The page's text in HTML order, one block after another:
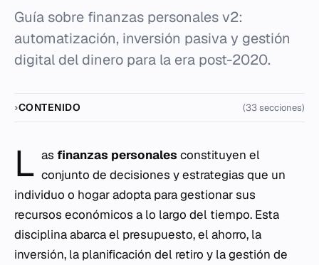
Guía sobre finanzas personales v2:
automatización, inversión pasiva y gestión
digital del dinero para la era post-2020.
CONTENIDO (33 secciones)
L as finanzas personales constituyen el
conjunto de decisiones y estrategias que un
individuo o hogar adopta para gestionar sus
recursos económicos a lo largo del tiempo. Esta
disciplina abarca el presupuesto, el ahorro, la
inversión, la planificación del retiro y la gestión de